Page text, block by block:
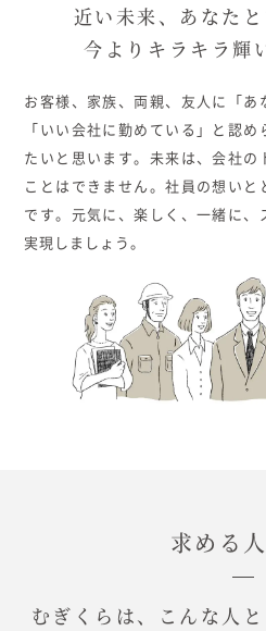
近い未来、あなた
今よりキラキラ輝
お客様、家族、両親、友人に「あ
「いい会社に勤めている」と認
たいと思います。未来は、会社の
ことはできません。社員の想い
です。元気に、楽しく、一緒に
実現しましょう。
求める
むぎくらは、こんな人